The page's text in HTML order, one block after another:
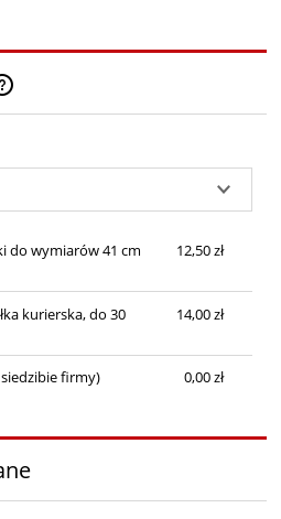
kosztów płatności
do wymiarów 41 cm
12,50 zł
kurierska, do 30
14,00 zł
firmy) 0,00 zł